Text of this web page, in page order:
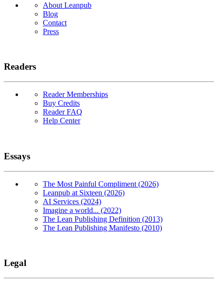
About Leanpub
Blog
Contact
Press
Readers
Reader Memberships
Buy Credits
Reader FAQ
Help Center
Essays
The Most Painful Compliment (2026)
Leanpub at Sixteen (2026)
AI Services (2024)
Imagine a world... (2022)
The Lean Publishing Definition (2013)
The Lean Publishing Manifesto (2010)
Legal